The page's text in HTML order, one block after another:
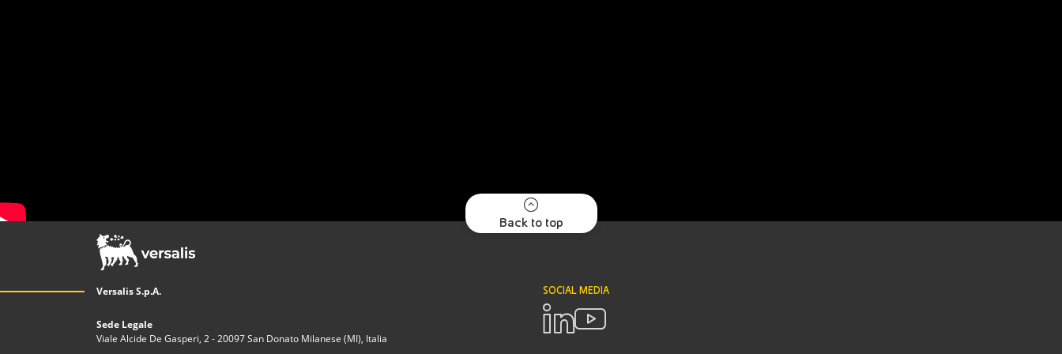
Back to top
Versalis S.p.A.
Sede Legale
Viale Alcide De Gasperi, 2 - 20097 San Donato Milanese (MI), Italia
SOCIAL MEDIA